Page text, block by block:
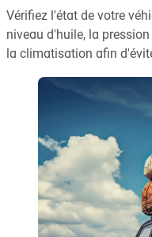
Vérifiez l'état de votre
niveau d'huile, la
la climatisation afin